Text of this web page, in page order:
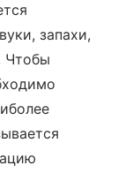
запахи,
Чтобы